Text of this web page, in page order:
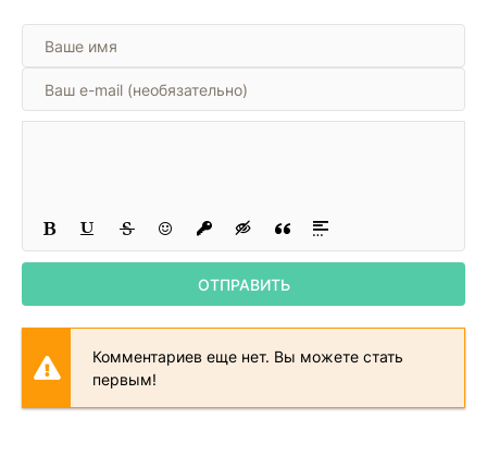
ОТПРАВИТЬ
Комментариев еще нет. Вы можете стать
первым!